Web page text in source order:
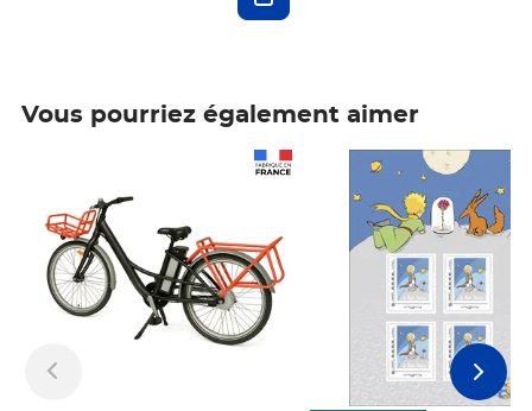
Vous pourriez également aimer
Prix 7,50€